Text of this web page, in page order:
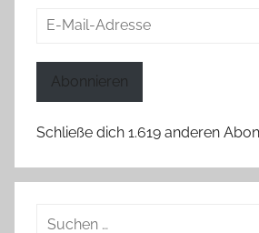
E-
Abonnieren
Schließe dich 1.619 anderen
Suchen